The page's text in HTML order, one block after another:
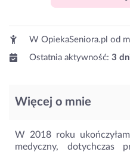
W OpiekaSeniora.pl od
Ostatnia aktywność: 3
Więcej o mnie
W 2018 roku
medyczny, dotychczas